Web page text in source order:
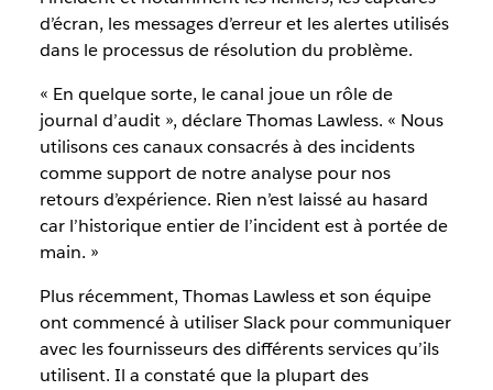
d’écran, les messages d’erreur et les alertes utilisés
dans le processus de résolution du problème.
« En quelque sorte, le canal joue un rôle de
journal d’audit », déclare Thomas Lawless. « Nous
utilisons ces canaux consacrés à des incidents
comme support de notre analyse pour nos
retours d’expérience. Rien n’est laissé au hasard
car l’historique entier de l’incident est à portée de
main. »
Plus récemment, Thomas Lawless et son équipe
ont commencé à utiliser Slack pour communiquer
avec les fournisseurs des différents services qu’ils
utilisent. Il a constaté que la plupart des